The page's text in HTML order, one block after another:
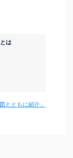
は
とともに紹介」